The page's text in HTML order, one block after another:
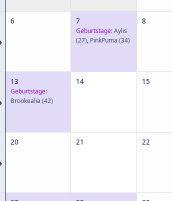
6 7
Geburtstage:Aylis
(27), PinkPuma (34)
8
13
Geburtstage:
Brookealia (42)
14 15
20 21 22